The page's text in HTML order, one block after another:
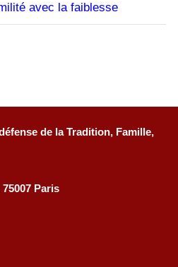
avec la faiblesse
de la Tradition, Famille,
Paris